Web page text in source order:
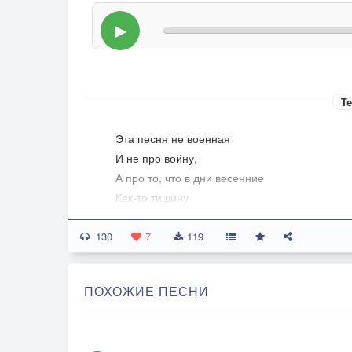
▶
Эта песня не военная
И не про войну,
А про то, что в дни весенние
Как-то тишину
Люди вдруг услышали,
Сразу не поня'в,
По веленью свыше ли?
130 7 119
ПОХОЖИЕ ПЕСНИ